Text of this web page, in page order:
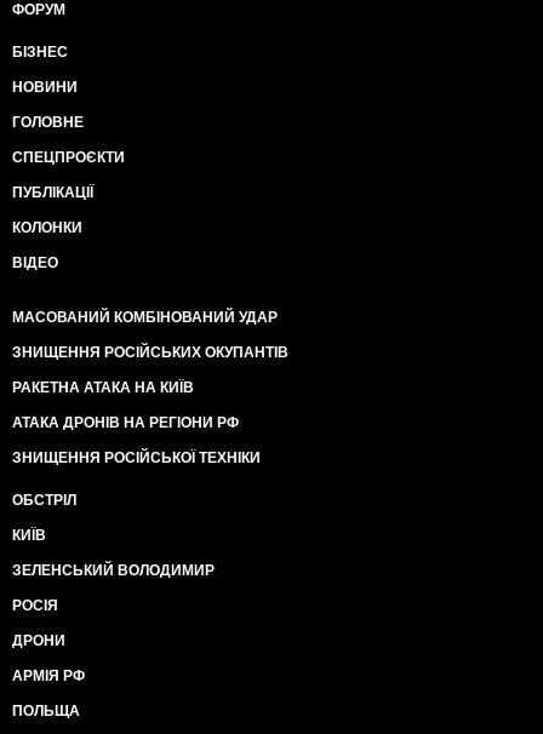
ФОРУМ
БІЗНЕС
НОВИНИ
ГОЛОВНЕ
СПЕЦПРОЄКТИ
ПУБЛІКАЦІЇ
КОЛОНКИ
ВІДЕО
МАСОВАНИЙ КОМБІНОВАНИЙ УДАР
ЗНИЩЕННЯ РОСІЙСЬКИХ ОКУПАНТІВ
РАКЕТНА АТАКА НА КИЇВ
АТАКА ДРОНІВ НА РЕГІОНИ РФ
ЗНИЩЕННЯ РОСІЙСЬКОЇ ТЕХНІКИ
ОБСТРІЛ
КИЇВ
ЗЕЛЕНСЬКИЙ ВОЛОДИМИР
РОСІЯ
ДРОНИ
АРМІЯ РФ
ПОЛЬЩА